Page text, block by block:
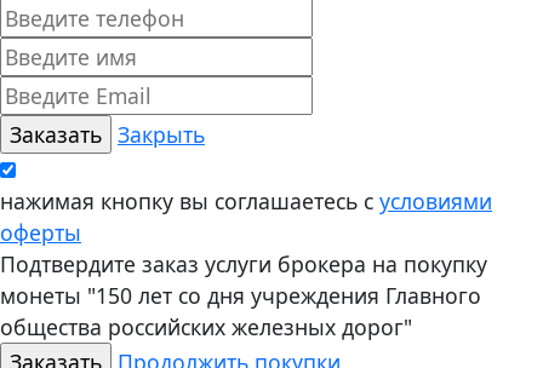
Закрыть
нажимая кнопку вы соглашаетесь с условиями
оферты
Подтвердите заказ услуги брокера на покупку
монеты "150 лет со дня учреждения Главного
общества российских железных дорог"